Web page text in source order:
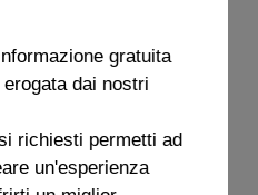
FIRENZE
1h 43m 14s
10 2023
gratuita
dai nostri
richiesti permetti ad
un'esperienza